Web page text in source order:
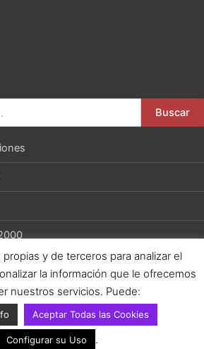
Buscar
- Escuela Profesional de Cocina y
El Azafrán
y de terceros para analizar el
la información que le ofrecemos
nuestros servicios. Puede:
Aceptar Todas las Cookies
Configurar su Uso .